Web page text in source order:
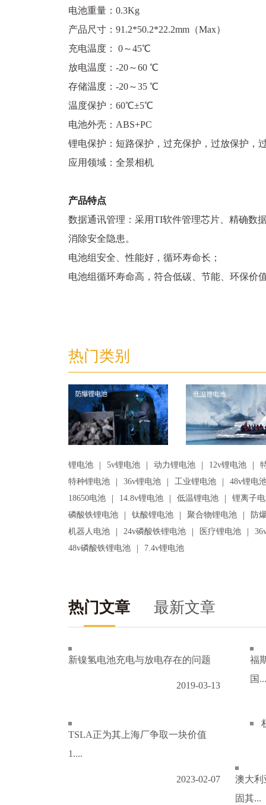
电池重量：0.3Kg
产品尺寸：91.2*50.2*22.2mm（Max）
充电温度： 0～45℃
放电温度：-20～60 ℃
存储温度：-20～35 ℃
温度保护：60℃±5℃
电池外壳：ABS+PC
锂电保护：短路保护，过充保护，过放保护，
应用领域：全景相机
产品特点
数据通讯管理：采用TI软件管理芯片、精确数
消除安全隐患。
电池组安全、性能好，循环寿命长；
电池组循环寿命高，符合低碳、节能、环保价
热门类别
锂电池 | 5v锂电池 | 动力锂电池 | 12v锂电池 |
特种锂电池
| 36v锂电池 | 工业锂电池 |
48v锂电
18650电池
| 14.8v锂电池 | 低温锂电池 |
锂离子
磷酸铁锂电池
| 钛酸锂电池 | 聚合物锂电池 |
防
机器人电池
| 24v磷酸铁锂电池 | 医疗锂电池 |
48v磷酸铁锂电池
| 7.4v锂电池
热门文章 最新文章
新镍氢电池充电与放电存在的问题
2019-03-13
福
国
TSLA正为其上海厂争取一块价值
1....
2023-02-07
澳大利
固其...